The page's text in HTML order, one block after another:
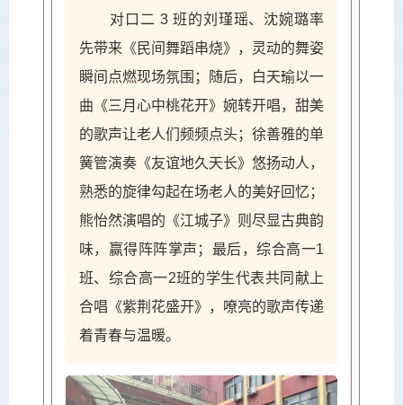
对口二 3 班的刘瑾瑶、沈婉璐率
先带来《民间舞蹈串烧》，灵动的舞姿
瞬间点燃现场氛围；随后，白天瑜以一
曲《三月心中桃花开》婉转开唱，甜美
的歌声让老人们频频点头；徐善雅的单
簧管演奏《友谊地久天长》悠扬动人，
熟悉的旋律勾起在场老人的美好回忆；
熊怡然演唱的 《江城子》 则尽显古典韵
味，赢得阵阵掌声；最后，综合高一1
班、综合高一2班的学生代表共同献上
合唱《紫荆花盛开》，嘹亮的歌声传递
着青春与温暖。